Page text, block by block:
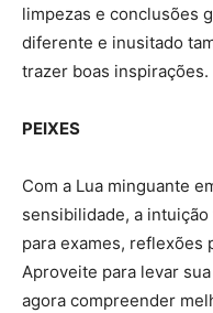
limpezas e conclusões
diferente e inusitado
trazer boas inspirações.
PEIXES
Com a Lua minguante
sensibilidade, a
para exames, reflexões
Aproveite para levar
agora compreender